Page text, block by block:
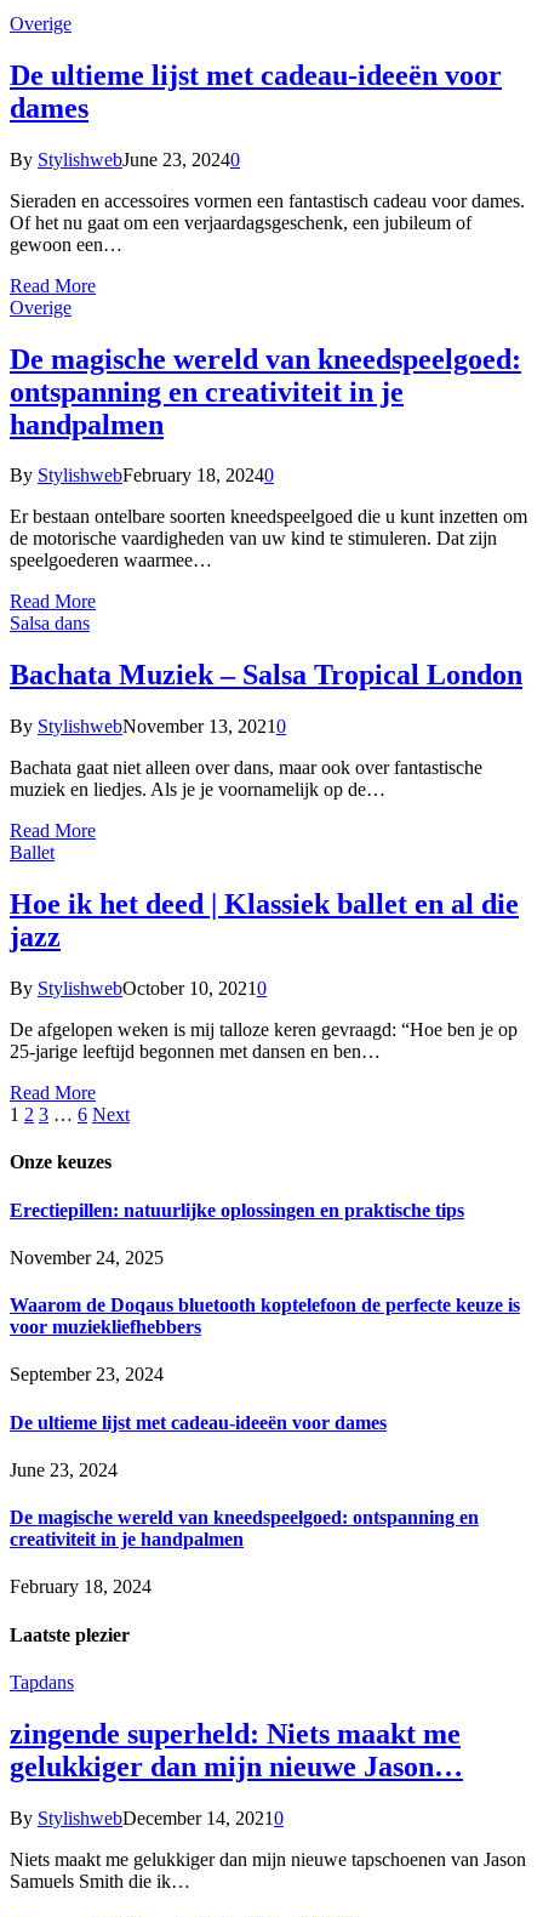
Overige
De ultieme lijst met cadeau-ideeën voor
dames
By StylishwebJune 23, 20240
Sieraden en accessoires vormen een fantastisch cadeau voor dames.
Of het nu gaat om een verjaardagsgeschenk, een jubileum of
gewoon een…
Read More
Overige
De magische wereld van kneedspeelgoed:
ontspanning en creativiteit in je
handpalmen
By StylishwebFebruary 18, 20240
Er bestaan ontelbare soorten kneedspeelgoed die u kunt inzetten om
de motorische vaardigheden van uw kind te stimuleren. Dat zijn
speelgoederen waarmee…
Read More
Salsa dans
Bachata Muziek – Salsa Tropical London
By StylishwebNovember 13, 20210
Bachata gaat niet alleen over dans, maar ook over fantastische
muziek en liedjes. Als je je voornamelijk op de…
Read More
Ballet
Hoe ik het deed | Klassiek ballet en al die
jazz
By StylishwebOctober 10, 20210
De afgelopen weken is mij talloze keren gevraagd: “Hoe ben je op
25-jarige leeftijd begonnen met dansen en ben…
Read More
1 2 3 … 6 Next
Onze keuzes
Erectiepillen: natuurlijke oplossingen en praktische tips
November 24, 2025
Waarom de Doqaus bluetooth koptelefoon de perfecte keuze is
voor muziekliefhebbers
September 23, 2024
De ultieme lijst met cadeau-ideeën voor dames
June 23, 2024
De magische wereld van kneedspeelgoed: ontspanning en
creativiteit in je handpalmen
February 18, 2024
Laatste plezier
Tapdans
zingende superheld: Niets maakt me
gelukkiger dan mijn nieuwe Jason…
By StylishwebDecember 14, 20210
Niets maakt me gelukkiger dan mijn nieuwe tapschoenen van Jason
Samuels Smith die ik…